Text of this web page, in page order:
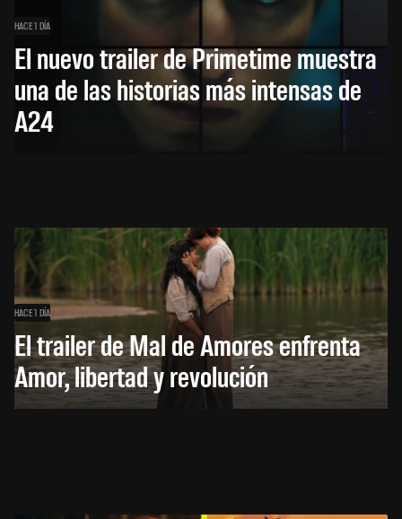
HACE 1 DÍA
El nuevo trailer de Primetime muestra
una de las historias más intensas de
A24
HACE 1 DÍA
El trailer de Mal de Amores enfrenta
Amor, libertad y revolución